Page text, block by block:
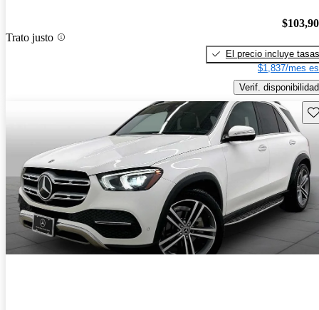
Trato justo
El precio incluye tasas
$1,837/mes
Verif. disponibilidad